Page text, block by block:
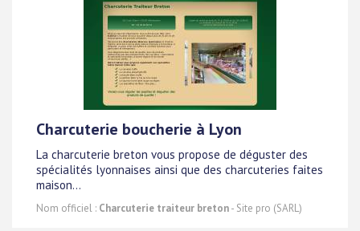
Charcuterie boucherie à Lyon
La charcuterie breton vous propose de déguster des
spécialités lyonnaises ainsi que des charcuteries faites
maison...
Nom officiel : Charcuterie traiteur breton- Site pro (SARL)